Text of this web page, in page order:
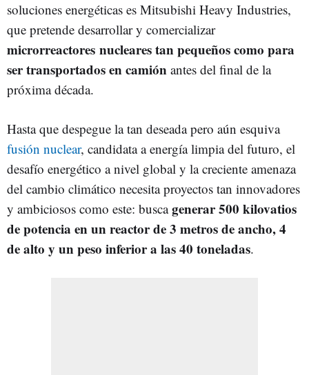
soluciones energéticas es Mitsubishi Heavy Industries,
que pretende desarrollar y comercializar
microrreactores nucleares tan pequeños como para
ser transportados en camión antes del final de la
próxima década.
Hasta que despegue la tan deseada pero aún esquiva
fusión nuclear, candidata a energía limpia del futuro, el
desafío energético a nivel global y la creciente amenaza
del cambio climático necesita proyectos tan innovadores
y ambiciosos como este: buscagenerar 500 kilovatios
de potencia en un reactor de 3 metros de ancho, 4
de alto y un peso inferior a las 40 toneladas.